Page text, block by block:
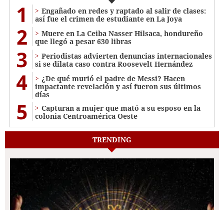
1
Engañado en redes y raptado al salir de clases:
así fue el crimen de estudiante en La Joya
2
Muere en La Ceiba Nasser Hilsaca, hondureño
que llegó a pesar 630 libras
3
Periodistas advierten denuncias internacionales
si se dilata caso contra Roosevelt Hernández
4
¿De qué murió el padre de Messi? Hacen
impactante revelación y así fueron sus últimos
días
5
Capturan a mujer que mató a su esposo en la
colonia Centroamérica Oeste
TRENDING